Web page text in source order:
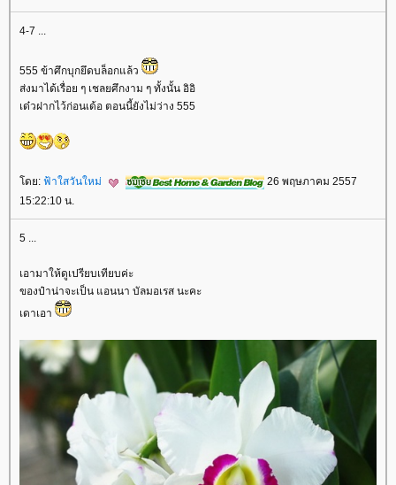
4-7 ...
555 ข้าศึกบุกยึดบล็อกแล้ว
ส่งมาได้เรื่อย ๆ เชลยศึกงาม ๆ ทั้งนั้น อิอิ
เด๋วฝากไว้ก่อนเด้อ ตอนนี้ยังไม่ว่าง 555
ดย: ฟ้าใสวันใหม่
26 พฤษภาคม 2557
15:22:10 น.
5 ...
เอามาให้ดูเปรียบเทียบค่ะ
ของป๋าน่าจะเป็น แอนนา บัลมอเรส นะคะ
เดาเอา